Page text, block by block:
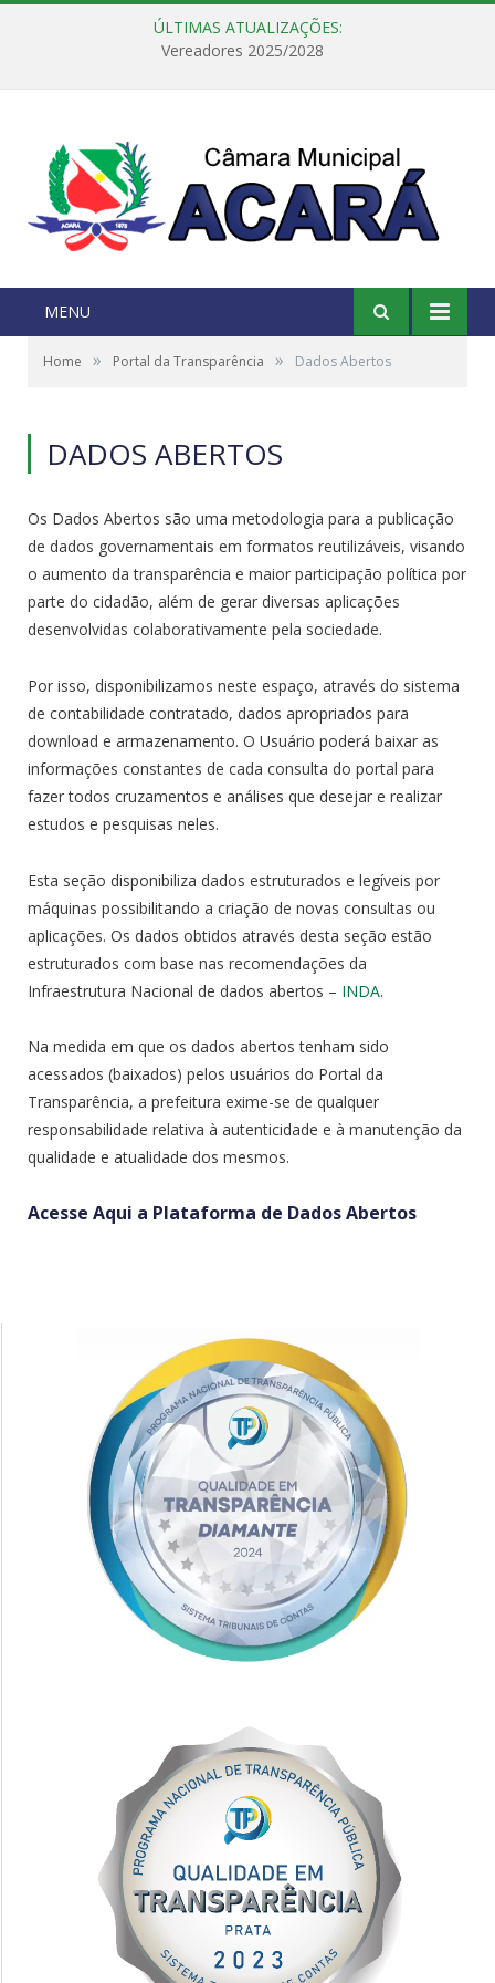
ÚLTIMAS ATUALIZAÇÕES:
Vereadores 2025/2028
MENU
Home » Portal da Transparência » Dados Abertos
DADOS ABERTOS
Os Dados Abertos são uma metodologia para a publicação
de dados governamentais em formatos reutilizáveis, visando
o aumento da transparência e maior participação política por
parte do cidadão, além de gerar diversas aplicações
desenvolvidas colaborativamente pela sociedade.
Por isso, disponibilizamos neste espaço, através do sistema
de contabilidade contratado, dados apropriados para
download e armazenamento. O Usuário poderá baixar as
informações constantes de cada consulta do portal para
fazer todos cruzamentos e análises que desejar e realizar
estudos e pesquisas neles.
Esta seção disponibiliza dados estruturados e legíveis por
máquinas possibilitando a criação de novas consultas ou
aplicações. Os dados obtidos através desta seção estão
estruturados com base nas recomendações da
Infraestrutura Nacional de dados abertos – INDA.
Na medida em que os dados abertos tenham sido
acessados (baixados) pelos usuários do Portal da
Transparência, a prefeitura exime-se de qualquer
responsabilidade relativa à autenticidade e à manutenção da
qualidade e atualidade dos mesmos.
Acesse Aqui a Plataforma de Dados Abertos